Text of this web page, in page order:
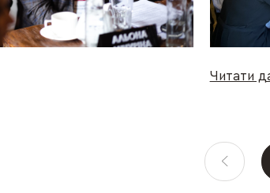
Читати